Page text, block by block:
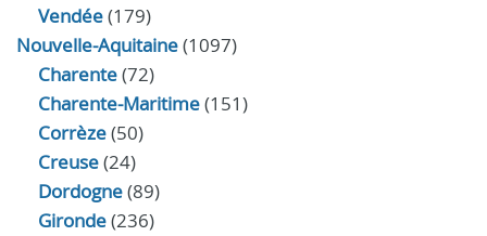
Vendée(179)
Nouvelle-Aquitaine(1097)
Charente(72)
Charente-Maritime(151)
Corrèze(50)
Creuse(24)
Dordogne(89)
Gironde(236)